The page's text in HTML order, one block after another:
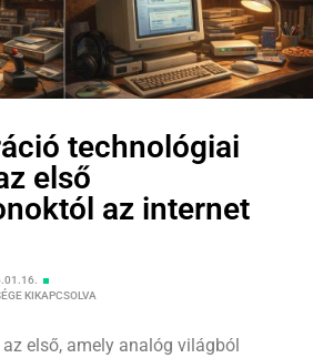
technológiai
első
az internet
KIKAPCSOLVA
első, amely analóg világból